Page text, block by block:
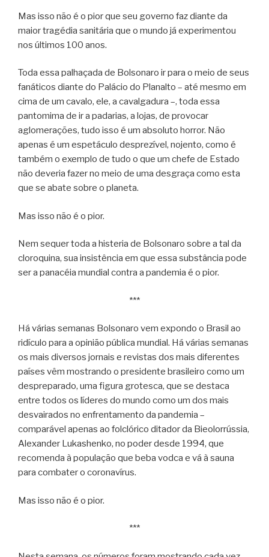
Mas isso não é o pior que seu governo faz diante da
maior tragédia sanitária que o mundo já experimentou
nos últimos 100 anos.
Toda essa palhaçada de Bolsonaro ir para o meio de seus
fanáticos diante do Palácio do Planalto – até mesmo em
cima de um cavalo, ele, a cavalgadura –, toda essa
pantomima de ir a padarias, a lojas, de provocar
aglomerações, tudo isso é um absoluto horror. Não
apenas é um espetáculo desprezível, nojento, como é
também o exemplo de tudo o que um chefe de Estado
não deveria fazer no meio de uma desgraça como esta
que se abate sobre o planeta.
Mas isso não é o pior.
Nem sequer toda a histeria de Bolsonaro sobre a tal da
cloroquina, sua insistência em que essa substância pode
ser a panacéia mundial contra a pandemia é o pior.
***
Há várias semanas Bolsonaro vem expondo o Brasil ao
ridículo para a opinião pública mundial. Há várias semanas
os mais diversos jornais e revistas dos mais diferentes
países vêm mostrando o presidente brasileiro como um
despreparado, uma figura grotesca, que se destaca
entre todos os líderes do mundo como um dos mais
desvairados no enfrentamento da pandemia –
comparável apenas ao folclórico ditador da Bieolorrússia,
Alexander Lukashenko, no poder desde 1994, que
recomenda à população que beba vodca e vá à sauna
para combater o coronavírus.
Mas isso não é o pior.
***